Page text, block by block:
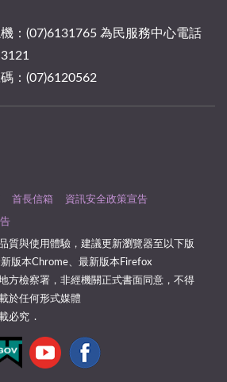
：(07)6131765 為民服務中心電話
：(07)6120562
首長信箱 資訊安全政策宣告
質與使用體驗，建議更新瀏覽器至以下版
版本Chrome、最新版本Firefox
方檢察署，非經機關正式書面同意，不得
於任何形式媒體
必究 .